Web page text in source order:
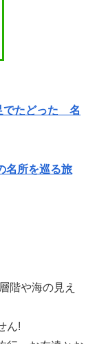
でたどった 名
名所を巡る旅
階や海の見え
ん!